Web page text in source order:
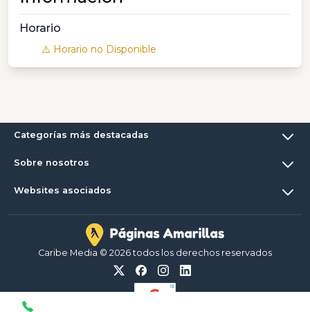
Horario
⚠️ Horario no Disponible
Categorías más destacadas
Sobre nosotros
Websites asociados
Caribe Media © 2026 todos los derechos reservados